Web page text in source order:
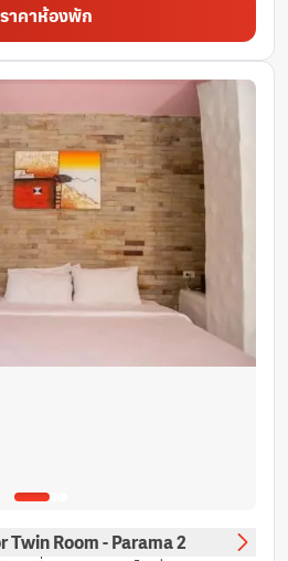
ง รูมเซอร์วิส 24 ชั่วโมง
บเด็ก (เมื่อแจ้งความประสงค์)
กาน้ำร้อนไฟฟ้า พัดลม
ถังดับเพลิง
พ้น้อย
บริการสระว่ายน้ำ
งเคเบิ้ล
เตาเสียบปลั๊กไฟใกล้หัวเตียง
นห้องน้ำ
ถังขยะ
าคาห้องพัก
Room - Parama 2